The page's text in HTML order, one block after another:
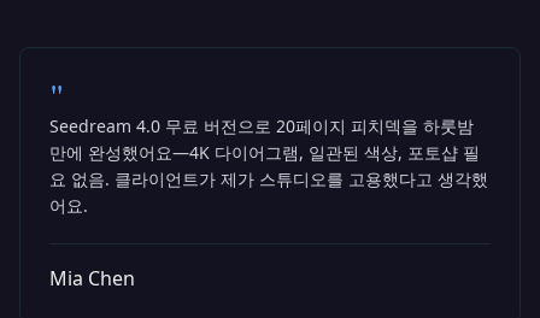
"
Seedream 4.0 무료 버전으로 20페이지 피치덱을 하룻밤
만에 완성했어요—4K 다이어그램, 일관된 색상, 포토샵 필
요 없음. 클라이언트가 제가 스튜디오를 고용했다고 생각했
어요.
Mia Chen